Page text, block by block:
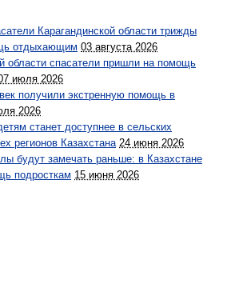
Карагандинской области трижды
отдыхающим 03 августа 2026
области спасатели пришли на помощь
июля 2026
получили экстренную помощь в
2026
станет доступнее в сельских
регионов Казахстана 24 июня 2026
будут замечать раньше: в Казахстане
подросткам 15 июня 2026